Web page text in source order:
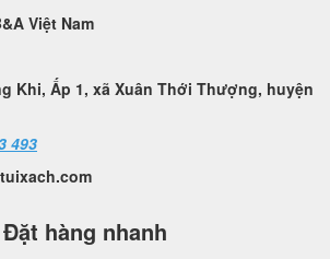
Việt Nam
Khi, Ấp 1, xã Xuân Thới Thượng, huyện
493
Đặt hàng nhanh